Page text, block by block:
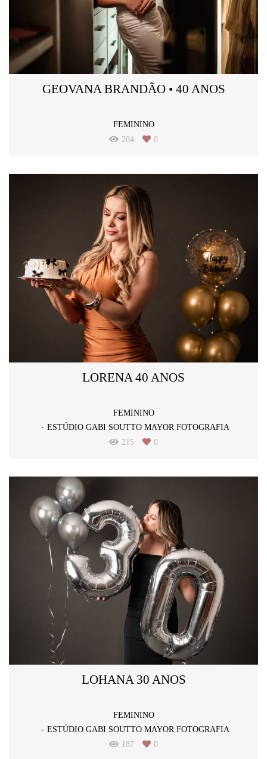
GEOVANA BRANDÃO • 40 ANOS
FEMININO
204
0
LORENA 40 ANOS
FEMININO
ESTÚDIO GABI SOUTTO MAYOR FOTOGRAFIA
215
0
LOHANA 30 ANOS
FEMININO
ESTÚDIO GABI SOUTTO MAYOR FOTOGRAFIA
187
0